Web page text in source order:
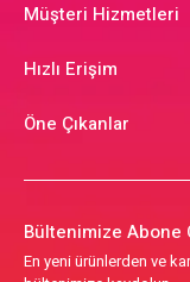
Müşteri Hizmetleri
Hızlı Erişim
Öne Çıkanlar
Bültenimize Abone
En yeni ürünlerden ve